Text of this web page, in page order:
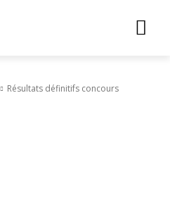
Résultats définitifs concours